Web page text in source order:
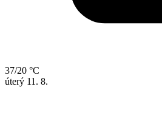
37/20 °C
úterý 11. 8.